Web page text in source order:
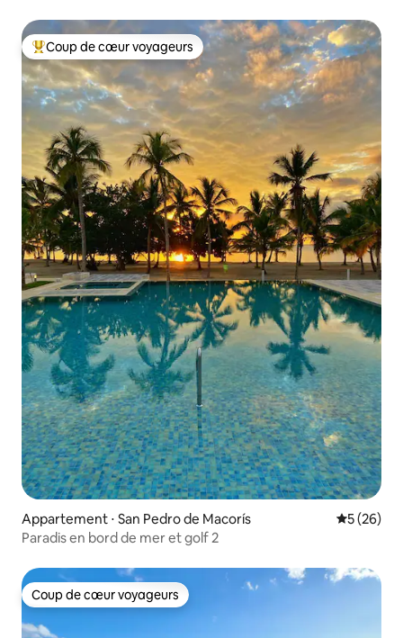
Coups de cœur voyageurs les plus appréciés
Coup de cœur voyageurs
Appartement ⋅ San Pedro de Macorís
5 (26)
Paradis en bord de mer et golf 2
Coup de cœur voyageurs
Coup de cœur voyageurs